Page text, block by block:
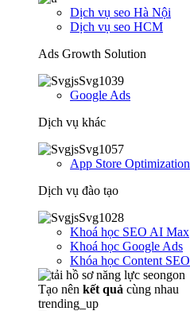
Dịch vụ seo Hà Nội
Dịch vụ seo HCM
Ads Growth Solution
Google Ads
Dịch vụ khác
App Store Optimization
Dịch vụ đào tạo
Khoá học SEO AI Max
Khoá học Google Ads
Khóa học Content SEO
Tạo nên kết quả cùng nhau
trending_up